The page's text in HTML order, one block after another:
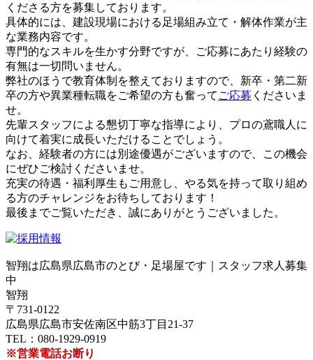
くださる方を募集しております。
具体的には、建設現場における足場組み立て・解体作業が主
な業務内容です。
専門的なスキルを生かす分野ですが、ご応募にあたり経験の
有無は一切問いません。
弊社のほうで教育体制を整えておりますので、新卒・第二新
卒の方や異業種転職をご希望の方も奮って ご応募 くださいま
せ。
先輩スタッフによる懇切丁寧な指導により、プロの鳶職人に
向けて着実に成長いただけることでしょう。
なお、経験者の方には別途優遇がございますので、この機会
にぜひご検討くださいませ。
充実の待遇・福利厚生もご用意し、やる気を持って取り組め
る方のチャレンジをお待ちしております！
最後までご覧いただき、誠にありがとうございました。
智翔は広島県広島市のとび・足場屋です｜スタッフ求人募集
中
智翔
〒731-0122
広島県広島市安佐南区中筋3丁目21-37
TEL：080-1929-0919
※営業電話お断り